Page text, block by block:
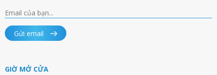
Gửi email
GIỜ MỞ CỬA